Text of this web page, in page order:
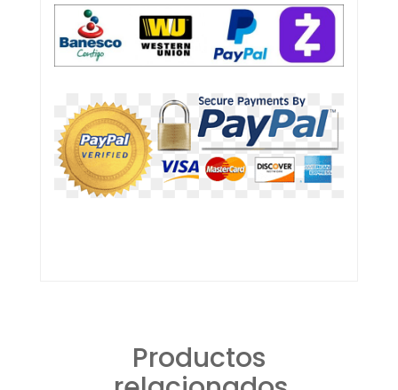
Productos